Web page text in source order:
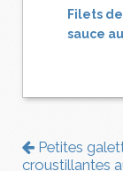
Filets
sauce
Petites
croustillantes